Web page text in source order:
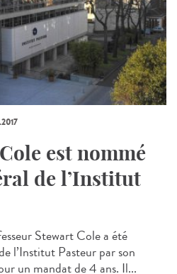
est nommé
de l’Institut
Stewart Cole a été
l’Institut Pasteur par son
un mandat de 4 ans. Il...